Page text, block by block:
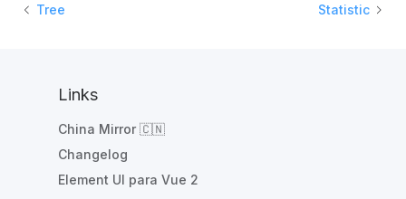
Tree Statistic
Links
China Mirror 🇨🇳
Changelog
Element UI para Vue 2